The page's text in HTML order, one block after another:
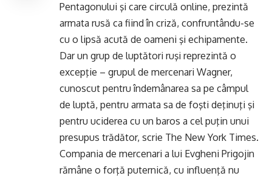
Pentagonului şi care circulă online, prezintă
armata rusă ca fiind în criză, confruntându-se
cu o lipsă acută de oameni şi echipamente.
Dar un grup de luptători ruşi reprezintă o
excepţie – grupul de mercenari Wagner,
cunoscut pentru îndemânarea sa pe câmpul
de luptă, pentru armata sa de foşti deţinuţi şi
pentru uciderea cu un baros a cel puţin unui
presupus trădător, scrie The New York Times.
Compania de mercenari a lui Evgheni Prigojin
rămâne o forţă puternică, cu influenţă nu